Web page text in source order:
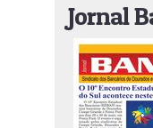
Jornal